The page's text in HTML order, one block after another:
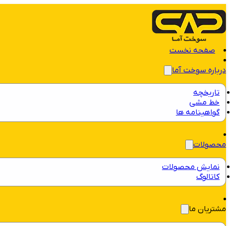
صفحه نخست
درباره سوخت آما
تاریخچه
خط مشی
گواهینامه ها
محصولات
نمایش محصولات
کاتالوگ
مشتریان ما